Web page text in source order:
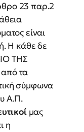
23 παρ.2
είναι
Η κάθε δε
ΤΗΣ
τα
σύμφωνα
Α.Π.
μας
η